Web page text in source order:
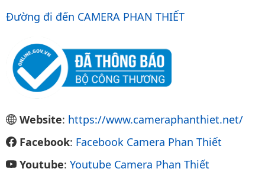
Đường đi đến CAMERA PHAN THIẾT
Website: https://www.cameraphanthiet.net/
Facebook: Facebook Camera Phan Thiết
Youtube: Youtube Camera Phan Thiết